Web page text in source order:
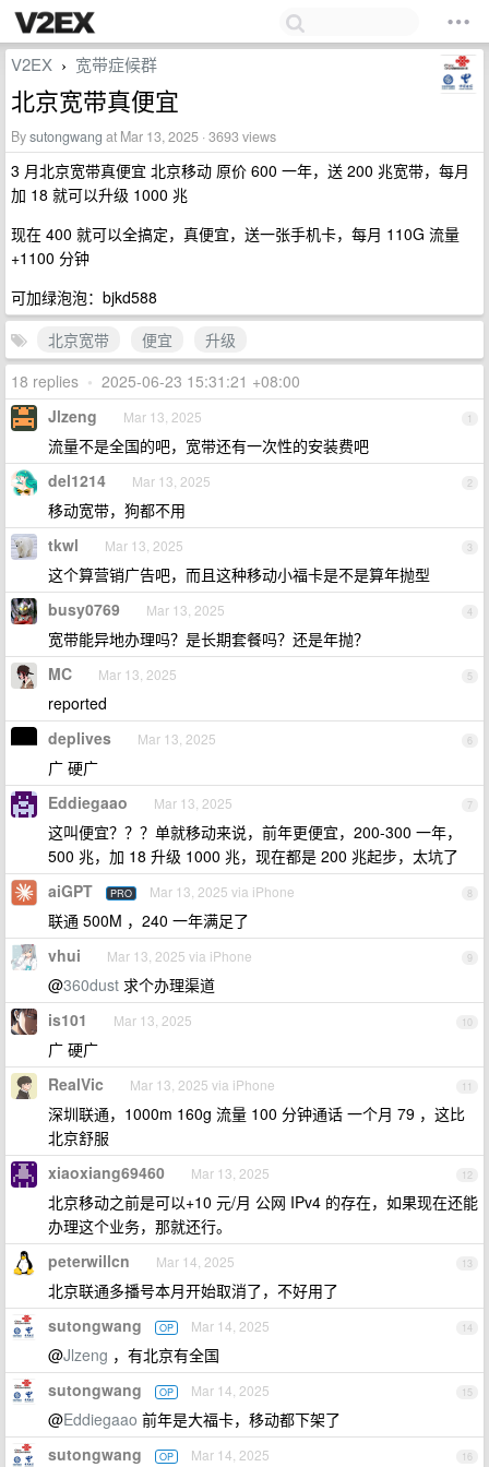
V2EX › 宽带症候群
北京宽带真便宜
Bysutongwang at Mar 13, 2025 · 3693 views
3 月北京宽带真便宜 北京移动 原价 600 一年，送 200 兆宽带，每月
加 18 就可以升级 1000 兆
现在 400 就可以全搞定，真便宜，送一张手机卡，每月 110G 流量
+1100 分钟
可加绿泡泡：bjkd588
北京宽带
便宜
升级
18 replies • 2025-06-23 15:31:21 +08:00
1
Jlzeng Mar 13, 2025
流量不是全国的吧，宽带还有一次性的安装费吧
2
del1214 Mar 13, 2025
移动宽带，狗都不用
3
tkwl Mar 13, 2025
这个算营销广告吧，而且这种移动小福卡是不是算年抛型
4
busy0769 Mar 13, 2025
宽带能异地办理吗？是长期套餐吗？还是年抛？
5
MC Mar 13, 2025
reported
6
deplives Mar 13, 2025
广 硬广
7
Eddiegaao Mar 13, 2025
这叫便宜？？？单就移动来说，前年更便宜，200-300 一年，
500 兆，加 18 升级 1000 兆，现在都是 200 兆起步，太坑了
8
aiGPT PRO Mar 13, 2025 via iPhone
联通 500M ，240 一年满足了
9
vhui Mar 13, 2025 via iPhone
@360dust 求个办理渠道
10
is101 Mar 13, 2025
广 硬广
11
RealVic Mar 13, 2025 via iPhone
深圳联通，1000m 160g 流量 100 分钟通话 一个月 79 ，这比
北京舒服
12
xiaoxiang69460 Mar 13, 2025
北京移动之前是可以+10 元/月 公网 IPv4 的存在，如果现在还能
办理这个业务，那就还行。
13
peterwillcn Mar 14, 2025
北京联通多播号本月开始取消了，不好用了
14
sutongwang OP Mar 14, 2025
@Jlzeng ，有北京有全国
15
sutongwang OP Mar 14, 2025
@Eddiegaao 前年是大福卡，移动都下架了
16
sutongwang OP Mar 14, 2025